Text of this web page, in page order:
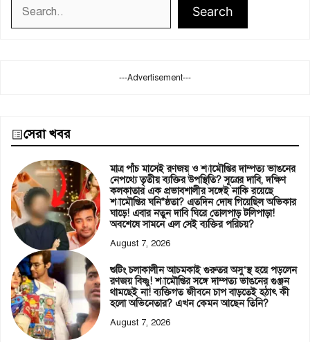
Search
---Advertisement---
সেরা খবর
মাত্র পাঁচ মাসেই রণজয় ও শ্যামৌপ্তির দাম্পত্য ভাঙনের
নেপথ্যে তৃতীয় ব্যক্তির উপস্থিতি? সূত্রের দাবি, দক্ষিণ
কলকাতার এক প্রভাবশালীর সঙ্গেই নাকি রয়েছে
শ্যামৌপ্তির ঘনি*ষ্ঠতা? এতদিন দোষ গিয়েছিল অভিকার
ঘাড়ে! এবার নতুন দাবি ঘিরে তোলপাড় টলিপাড়া!
অবশেষে সামনে এল সেই ব্যক্তির পরিচয়?
August 7, 2026
শুটিং চলাকালীন আচমকাই গুরুতর অসু’স্থ হয়ে পড়লেন
রণজয় বিষ্ণু! শ্যামৌপ্তির সঙ্গে দাম্পত্য ভাঙনের গুঞ্জন
থামছেই না! ব্যক্তিগত জীবনে চাপ বাড়তেই হঠাৎ কী
হলো অভিনেতার? এখন কেমন আছেন তিনি?
August 7, 2026